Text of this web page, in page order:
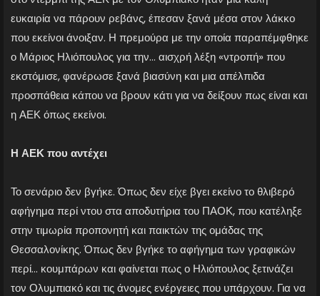
ευκαιρία να πάρουν ρεβάνς, έπεσαν ξανά μέσα στον λάκκο
που εκείνοι άνοιξαν. Η πρεμούρα με την οποία παραπέμφθηκε
ο Μάριος Ηλιόπουλος για την… αισχρή λέξη «ντροπή» που
εκστόμισε, φανέρωσε ξανά βιασύνη και μια απέλπιδα
προσπάθεια κάπου να βρουν κάτι για να δείξουν πως είναι και
η ΑΕΚ όπως εκείνοι.
Η ΑΕΚ που αντέχει
Το σενάριο δεν βγήκε. Όπως δεν είχε βγει εκείνο το θλιβερό
αφήγημα περί ντου στα αποδυτήρια του ΠΑΟΚ, που κατέληξε
στην τιμωρία προπονητή και παικτών της ομάδας της
Θεσσαλονίκης. Όπως δεν βγήκε το αφήγημα των γραφικών
περί… κουμπάρων και φαίνεται πως ο Ηλιόπουλος ξετινάζει
τον Ολυμπιακό και τις άνομες ενέργειες που υπάρχουν. Για να